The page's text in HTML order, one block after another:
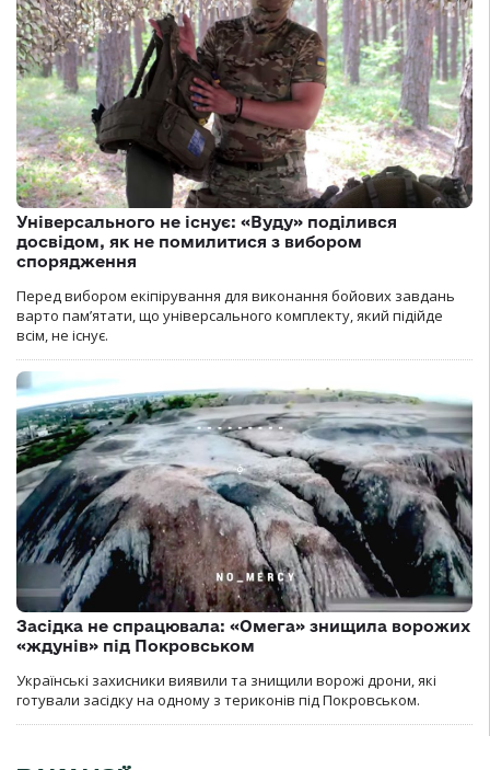
Універсального не існує: «Вуду» поділився
досвідом, як не помилитися з вибором
спорядження
Перед вибором екіпірування для виконання бойових завдань
варто пам’ятати, що універсального комплекту, який підійде
всім, не існує.
Засідка не спрацювала: «Омега» знищила ворожих
«ждунів» під Покровськом
Українські захисники виявили та знищили ворожі дрони, які
готували засідку на одному з териконів під Покровськом.